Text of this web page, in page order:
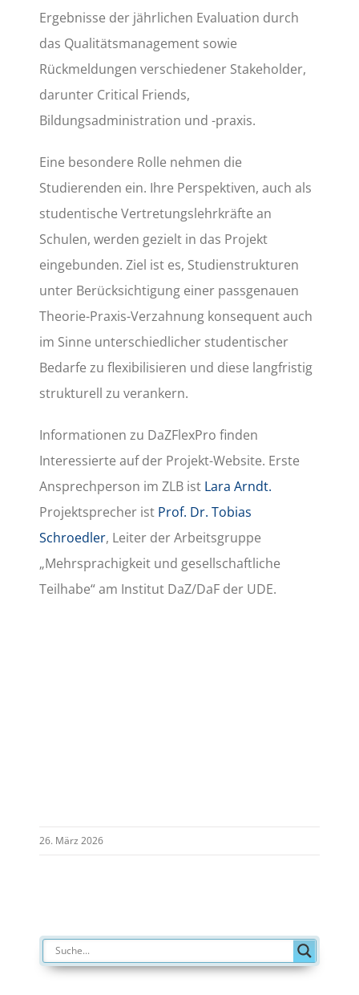
Ergebnisse der jährlichen Evaluation durch
das Qualitätsmanagement sowie
Rückmeldungen verschiedener Stakeholder,
darunter Critical Friends,
Bildungsadministration und -praxis.
Eine besondere Rolle nehmen die
Studierenden ein. Ihre Perspektiven, auch als
studentische Vertretungslehrkräfte an
Schulen, werden gezielt in das Projekt
eingebunden. Ziel ist es, Studienstrukturen
unter Berücksichtigung einer passgenauen
Theorie-Praxis-Verzahnung konsequent auch
im Sinne unterschiedlicher studentischer
Bedarfe zu flexibilisieren und diese langfristig
strukturell zu verankern.
Informationen zu DaZFlexPro finden
Interessierte auf der Projekt-Website. Erste
Ansprechperson im ZLB ist Lara Arndt.
Projektsprecher ist Prof. Dr. Tobias
Schroedler, Leiter der Arbeitsgruppe
„Mehrsprachigkeit und gesellschaftliche
Teilhabe“ am Institut DaZ/DaF der UDE.
26. März 2026